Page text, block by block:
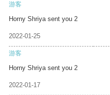
游客
Horny Shriya sent you 2
2022-01-25
游客
Horny Shriya sent you 2
2022-01-17